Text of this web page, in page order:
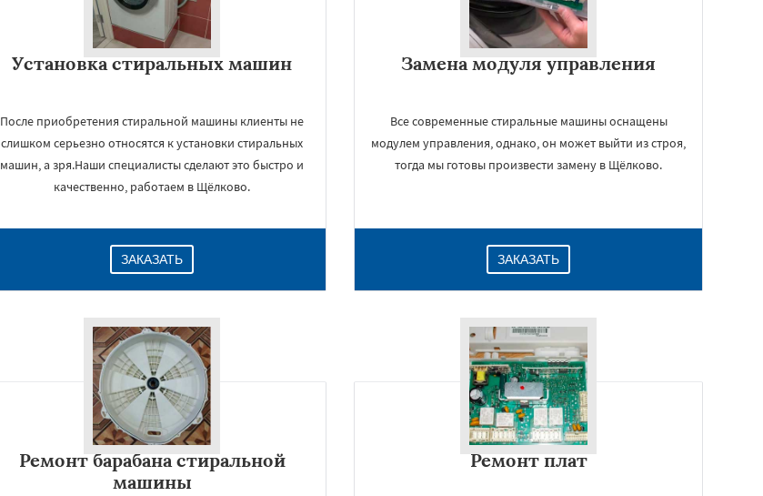
Установка стиральных машин
После приобретения стиральной машины клиенты не
слишком серьезно относятся к установки стиральных
машин, а зря.Наши специалисты сделают это быстро и
качественно, работаем в Щёлково.
ЗАКАЗАТЬ
Замена модуля управления
Все современные стиральные машины оснащены
модулем управления, однако, он может выйти из строя,
тогда мы готовы произвести замену в Щёлково.
ЗАКАЗАТЬ
Ремонт барабана стиральной
машины
Ремонт плат